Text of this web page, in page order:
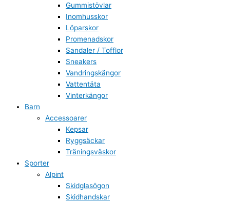
Gummistövlar
Inomhusskor
Löparskor
Promenadskor
Sandaler / Tofflor
Sneakers
Vandringskängor
Vattentäta
Vinterkängor
Barn
Accessoarer
Kepsar
Ryggsäckar
Träningsväskor
Sporter
Alpint
Skidglasögon
Skidhandskar